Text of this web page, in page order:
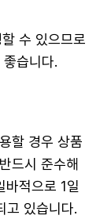
수 있으므로
습니다.
할 경우 상품
드시 준수해
바적으로 1일
고 있습니다.